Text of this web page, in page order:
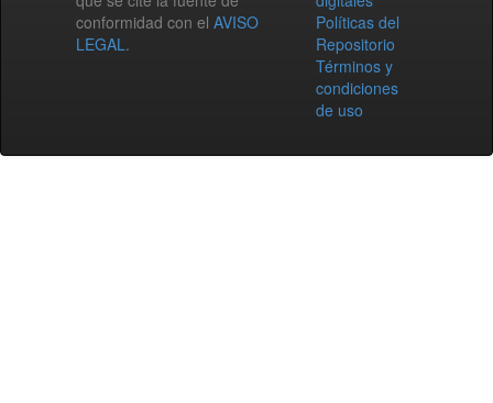
conformidad con el AVISO
LEGAL.
Políticas del
Repositorio
Términos y
condiciones
de uso